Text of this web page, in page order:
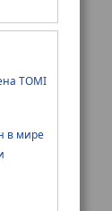
TOMI
в мире